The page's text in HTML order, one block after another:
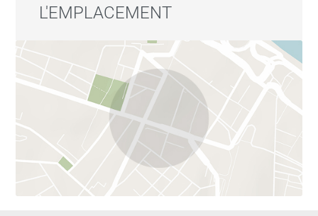
L'EMPLACEMENT